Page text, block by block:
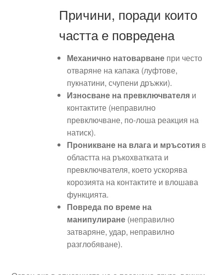
Причини, поради които
частта е повредена
Механично натоварванепри често
отваряне на капака (луфтове,
пукнатини, счупени дръжки).
Износване на превключвателяи
контактите (неправилно
превключване, по-лоша реакция на
натиск).
Проникване на влага и мръсотияв
областта на ръкохватката и
превключвателя, което ускорява
корозията на контактите и влошава
функцията.
Повреда по време на
манипулиране(неправилно
затваряне, удар, неправилно
разглобяване).